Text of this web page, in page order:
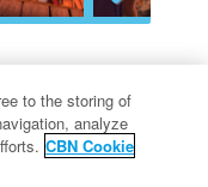
Next
கேள்வி
to the storing of
analyze
CBN Cookie